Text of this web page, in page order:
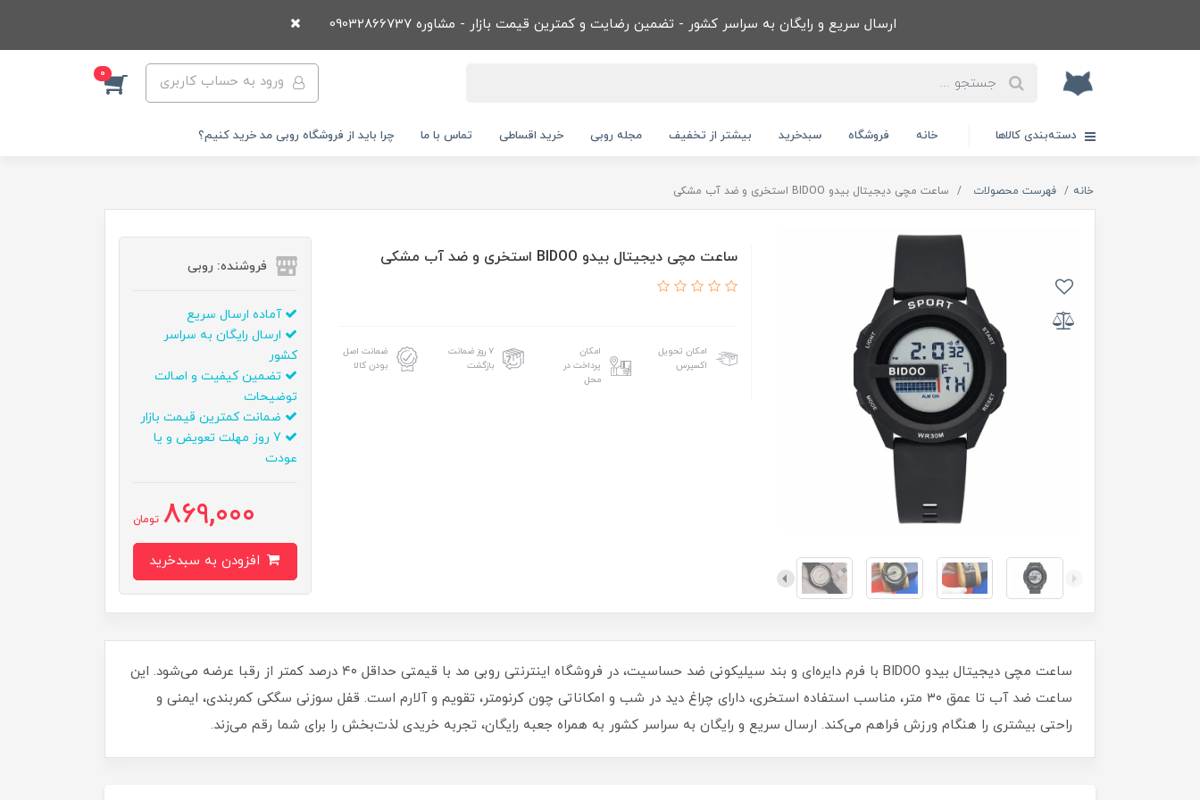
ارسال سریع و رایگان به سراسر کشور - تضمین رضایت و کمترین قیمت بازار - مشاوره 09032866737
ورود به حساب کاربری 0
دسته‌بندی کالاها خانه فروشگاه سبدخرید بیشتر از تخفیف مجله روبی خرید اقساطی تماس با ما چرا باید از فروشگاه روبی مد خرید کنیم؟
خانه فهرست محصولات ساعت مچی ديجيتال بيدو BIDOO استخری و ضد آب مشکی
ساعت مچی ديجيتال بيدو BIDOO استخری و ضد آب مشکی
امکان تحویل
اکسپرس
امکان
پرداخت در
محل
۷ روز ضمانت
بازگشت
ضمانت اصل
بودن کالا
فروشنده: روبی
آماده ارسال سریع
ارسال رایگان به سراسر
کشور
تضمین کیفیت و اصالت
توضیحات
ضمانت کمترین قیمت بازار
7 روز مهلت تعویض و یا
عودت
869,000 تومان
ساعت مچی دیجیتال بيدو BIDOO با فرم دایره‌ای و بند سیلیکونی ضد حساسیت، در فروشگاه اینترنتی روبی مد با قیمتی حداقل ۴۰ درصد کمتر از رقبا عرضه می‌شود. این
ساعت ضد آب تا عمق ۳۰ متر، مناسب استفاده استخری، دارای چراغ دید در شب و امکاناتی چون کرنومتر، تقویم و آلارم است. قفل سوزنی سگکی کمربندی، ایمنی و
راحتی بیشتری را هنگام ورزش فراهم می‌کند. ارسال سریع و رایگان به سراسر کشور به همراه جعبه رایگان، تجربه خریدی لذت‌بخش را برای شما رقم می‌زند.